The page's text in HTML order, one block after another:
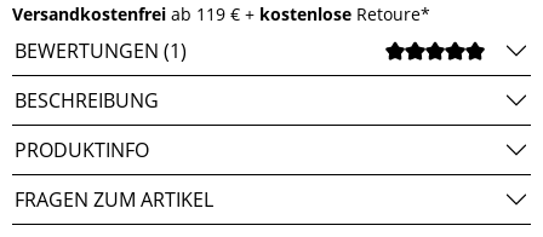
Versandkostenfrei ab 119 € + kostenlose Retoure*
BEWERTUNGEN (1)
BESCHREIBUNG
PRODUKTINFO
FRAGEN ZUM ARTIKEL